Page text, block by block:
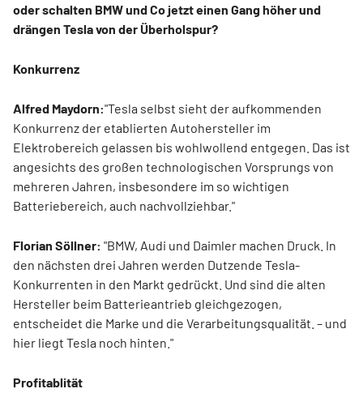
oder schalten BMW und Co jetzt einen Gang höher und
drängen Tesla von der Überholspur?
Konkurrenz
Alfred Maydorn:"Tesla selbst sieht der aufkommenden
Konkurrenz der etablierten Autohersteller im
Elektrobereich gelassen bis wohlwollend entgegen. Das ist
angesichts des großen technologischen Vorsprungs von
mehreren Jahren, insbesondere im so wichtigen
Batteriebereich, auch nachvollziehbar."
Florian Söllner: "BMW, Audi und Daimler machen Druck. In
den nächsten drei Jahren werden Dutzende Tesla-
Konkurrenten in den Markt gedrückt. Und sind die alten
Hersteller beim Batterieantrieb gleichgezogen,
entscheidet die Marke und die Verarbeitungsqualität. – und
hier liegt Tesla noch hinten."
Profitablität